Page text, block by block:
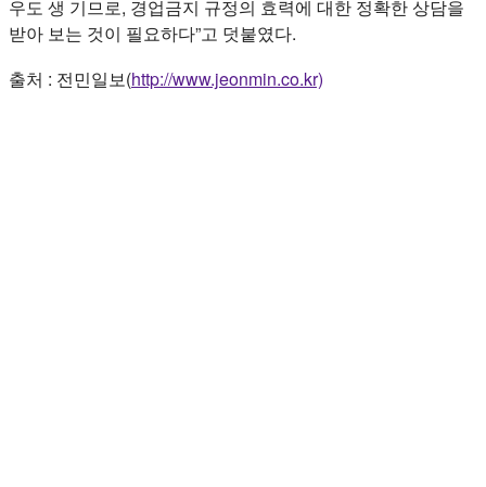
우도 생 기므로, 경업금지 규정의 효력에 대한 정확한 상담을
받아 보는 것이 필요하다”고 덧붙였다.
출처 : 전민일보(http://www.jeonmin.co.kr)